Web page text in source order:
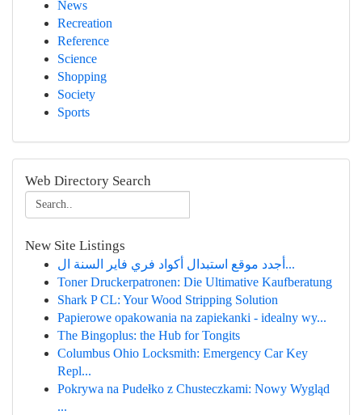
News
Recreation
Reference
Science
Shopping
Society
Sports
Web Directory Search
New Site Listings
أجدد موقع استبدال أكواد فري فاير السنة ال...
Toner Druckerpatronen: Die Ultimative Kaufberatung
Shark P CL: Your Wood Stripping Solution
Papierowe opakowania na zapiekanki - idealny wy...
The Bingoplus: the Hub for Tongits
Columbus Ohio Locksmith: Emergency Car Key
Repl...
Pokrywa na Pudełko z Chusteczkami: Nowy Wygląd
...